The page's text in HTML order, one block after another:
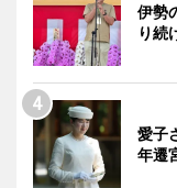
伊勢
り続
愛子
年遷